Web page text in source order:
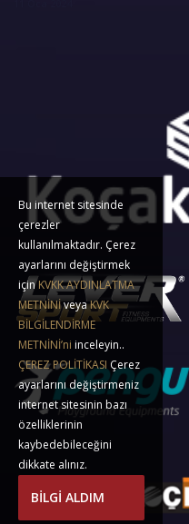
Bu internet sitesinde
çerezler
kullanılmaktadır. Çerez
ayarlarını değiştirmek
içinKVKK AYDINLATMA
METNİNİveyaKVK
BİLGİLENDİRME
METNİNİ’ni inceleyin..
ÇEREZ POLİTİKASI Çerez
ayarlarını değiştirmeniz
internet sitesinin bazı
özelliklerinin
kaybedebileceğini
dikkate alınız.
BİLGİ ALDIM